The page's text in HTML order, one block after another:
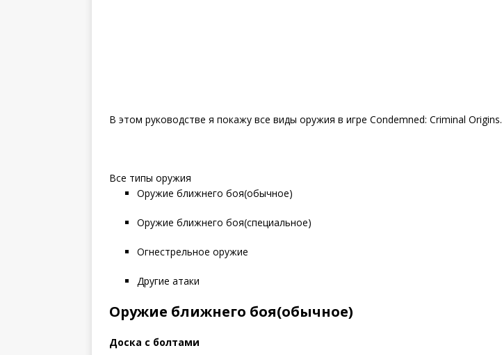
В этом руководстве я покажу все виды оружия в игре Condemned: Criminal Origins.
Все типы оружия
Оружие ближнего боя(обычное)
Оружие ближнего боя(специальное)
Огнестрельное оружие
Другие атаки
Оружие ближнего боя(обычное)
Доска с болтами